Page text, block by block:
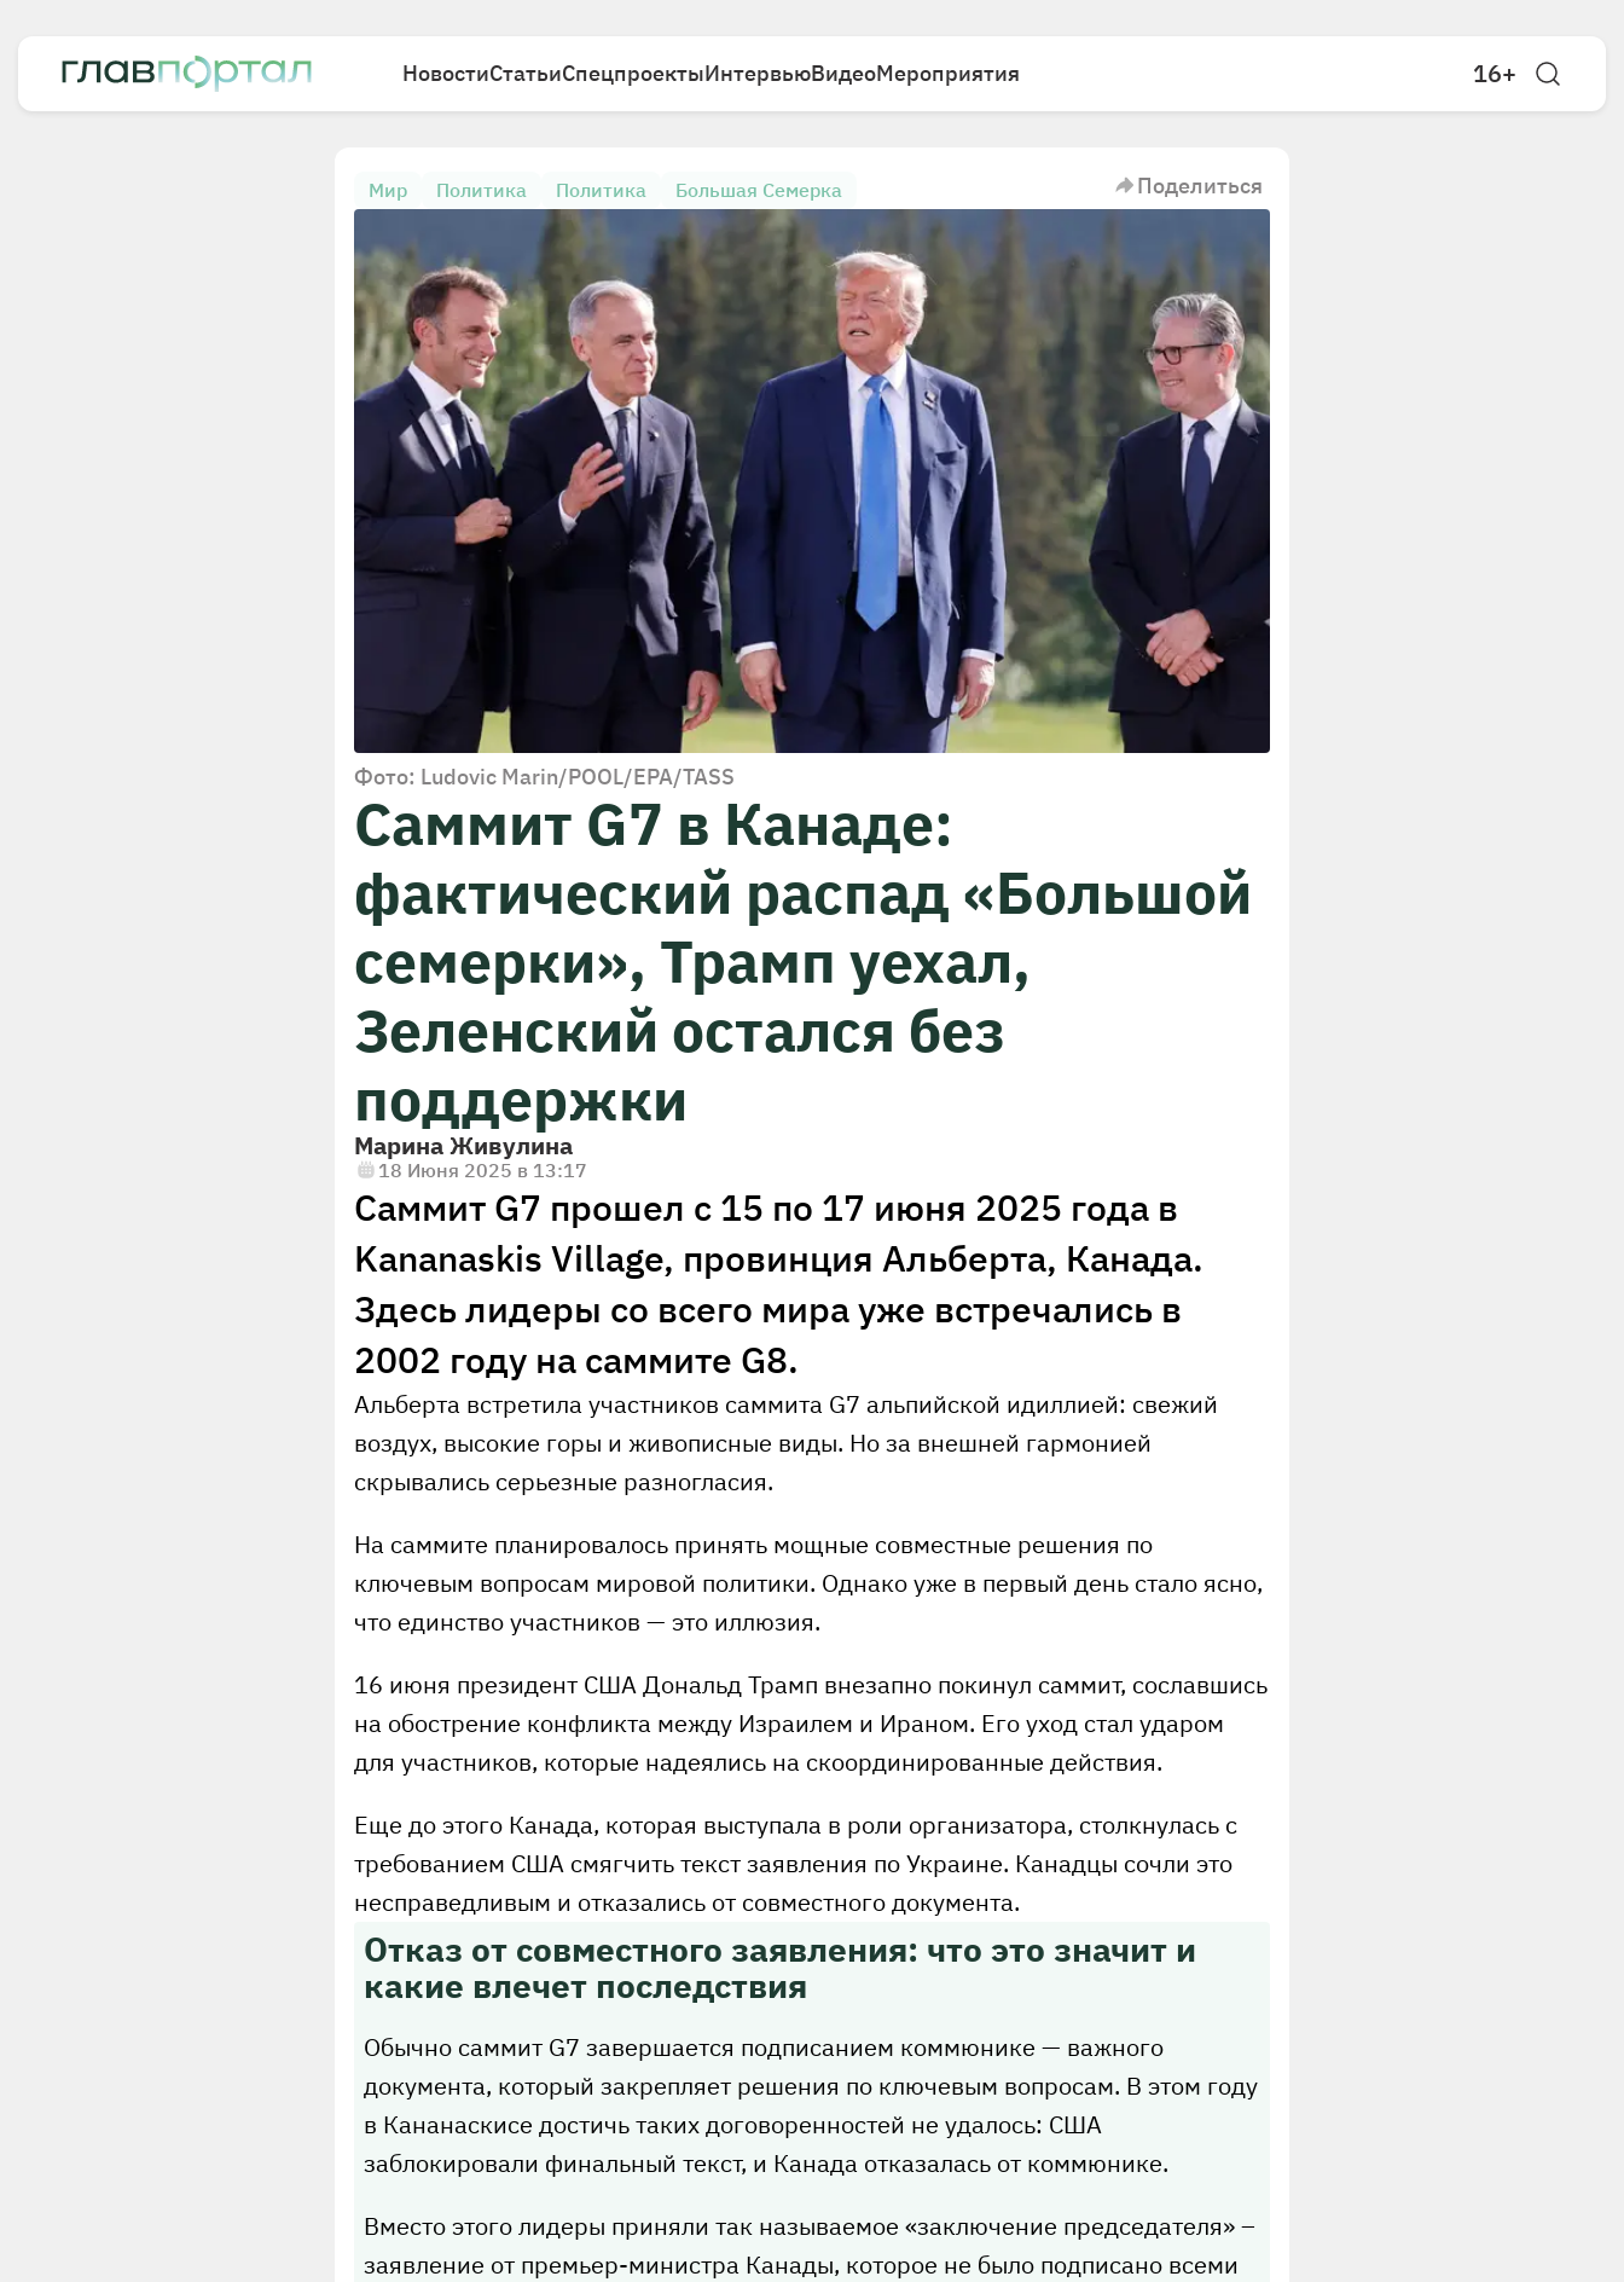
НовостиСтатьиСпецпроектыИнтервьюВидеоМероприятия 16+
Мир Политика Политика Большая Семерка Поделиться
Фото: Ludovic Marin/POOL/EPA/TASS
Саммит G7 в Канаде:
фактический распад «Большой
семерки», Трамп уехал,
Зеленский остался без
поддержки
Марина Живулина
18 Июня 2025 в 13:17
Саммит G7 прошел с 15 по 17 июня 2025 года в
Kananaskis Village, провинция Альберта, Канада.
Здесь лидеры со всего мира уже встречались в
2002 году на саммите G8.
Альберта встретила участников саммита G7 альпийской идиллией: свежий
воздух, высокие горы и живописные виды. Но за внешней гармонией
скрывались серьезные разногласия.
На саммите планировалось принять мощные совместные решения по
ключевым вопросам мировой политики. Однако уже в первый день стало ясно,
что единство участников — это иллюзия.
16 июня президент США Дональд Трамп внезапно покинул саммит, сославшись
на обострение конфликта между Израилем и Ираном. Его уход стал ударом
для участников, которые надеялись на скоординированные действия.
Еще до этого Канада, которая выступала в роли организатора, столкнулась с
требованием США смягчить текст заявления по Украине. Канадцы сочли это
несправедливым и отказались от совместного документа.
Отказ от совместного заявления: что это значит и
какие влечет последствия
Обычно саммит G7 завершается подписанием коммюнике — важного
документа, который закрепляет решения по ключевым вопросам. В этом году
в Кананаскисе достичь таких договоренностей не удалось: США
заблокировали финальный текст, и Канада отказалась от коммюнике.
Вместо этого лидеры приняли так называемое «заключение председателя» –
заявление от премьер-министра Канады, которое не было подписано всеми